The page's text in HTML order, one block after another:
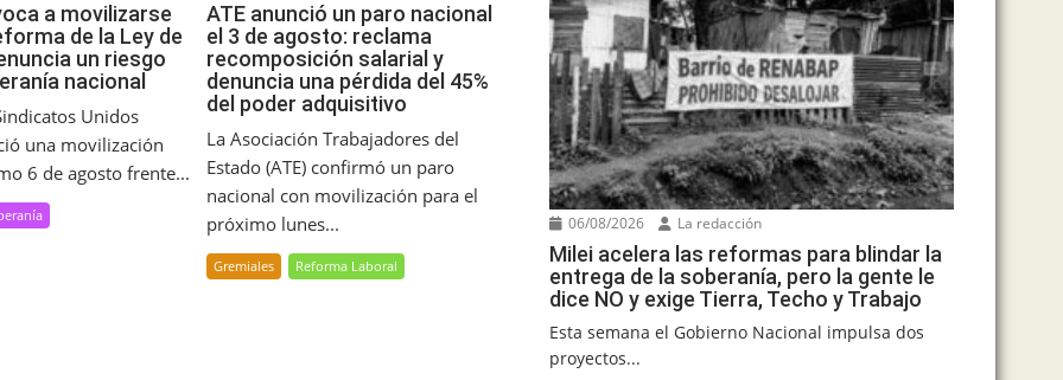
a movilizarse
de la Ley de
un riesgo
nacional
Unidos
una movilización
6 de agosto frente...
ATE anunció un paro nacional
el 3 de agosto: reclama
recomposición salarial y
denuncia una pérdida del 45%
del poder adquisitivo
La Asociación Trabajadores del
Estado (ATE) confirmó un paro
nacional con movilización para el
próximo lunes...
Gremiales Reforma Laboral
06/08/2026 La redacción
Milei acelera las reformas para blindar la
entrega de la soberanía, pero la gente le
dice NO y exige Tierra, Techo y Trabajo
Esta semana el Gobierno Nacional impulsa dos
proyectos...